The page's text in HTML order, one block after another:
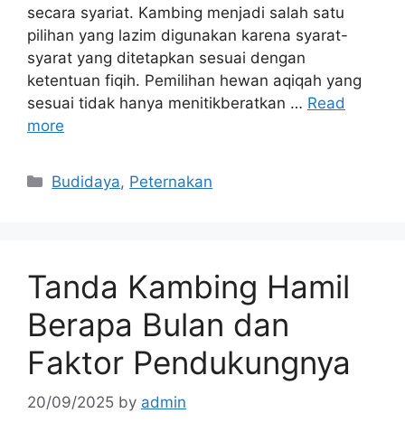
secara syariat. Kambing menjadi salah satu
pilihan yang lazim digunakan karena syarat-
syarat yang ditetapkan sesuai dengan
ketentuan fiqih. Pemilihan hewan aqiqah yang
sesuai tidak hanya menitikberatkan … Read
more
Categories
Budidaya, Peternakan
Tanda Kambing Hamil
Berapa Bulan dan
Faktor Pendukungnya
20/09/2025 by admin